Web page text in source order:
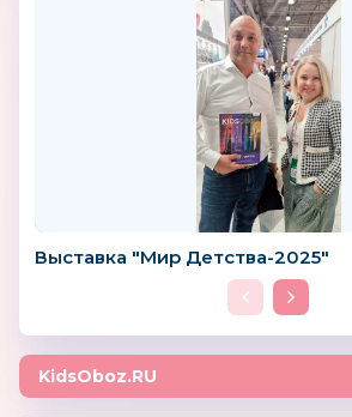
Выставка "Мир Детства-2025"
KidsOboz.RU